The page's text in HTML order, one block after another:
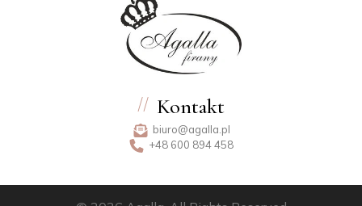
Kontakt
biuro@agalla.pl
+48 600 894 458